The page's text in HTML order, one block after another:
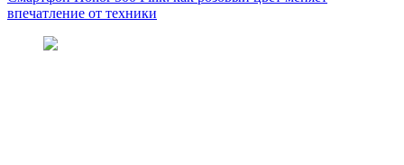
впечатление от техники